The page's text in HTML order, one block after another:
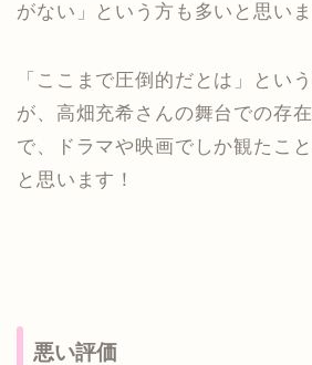
がない」という方も多いと思いま
「ここまで圧倒的だとは」とい
が、高畑充希さんの舞台での存
で、ドラマや映画でしか観たこ
と思います！
悪い評価